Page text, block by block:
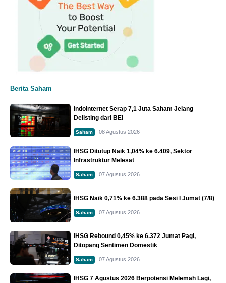
Berita Saham
Indointernet Serap 7,1 Juta Saham Jelang
Delisting dari BEI
Saham 08 Agustus 2026
IHSG Ditutup Naik 1,04% ke 6.409, Sektor
Infrastruktur Melesat
Saham 07 Agustus 2026
IHSG Naik 0,71% ke 6.388 pada Sesi I Jumat (7/8)
Saham 07 Agustus 2026
IHSG Rebound 0,45% ke 6.372 Jumat Pagi,
Ditopang Sentimen Domestik
Saham 07 Agustus 2026
IHSG 7 Agustus 2026 Berpotensi Melemah Lagi,